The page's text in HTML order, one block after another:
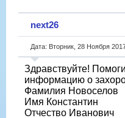
next26
Дата: Вторник, 28 Ноября
Здравствуйте!
информацию о
Фамилия Новоселов
Имя Константин
Отчество Иванович